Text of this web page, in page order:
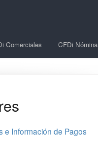
Comerciales CFDi Nómina
e Información de Pagos